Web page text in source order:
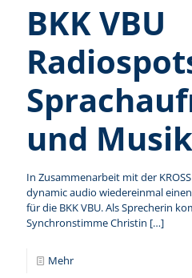
BKK VBU
und Musik
In Zusammenarbeit mit der
dynamic audio wiedereinmal
für die BKK VBU. Als Sprecherin
Synchronstimme Christin […]
Mehr